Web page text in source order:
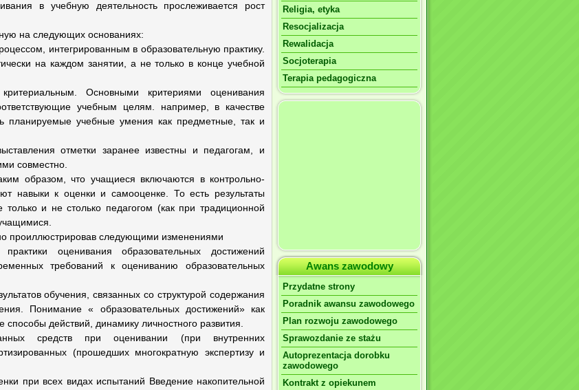
в учебную деятельность прослеживается рост
на следующих основаниях:
интегрированным в образовательную практику.
на каждом занятии, а не только в конце учебной
Основными критериями оценивания
учебным целям. например, в качестве
планируемые учебные умения как предметные, так и
отметки заранее известны и педагогам, и
совместно.
образом, что учащиеся включаются в контрольно-
навыки к оценки и самооценке. То есть результаты
и не столько педагогом (как при традиционной
проиллюстрировав следующими изменениями
оценивания образовательных достижений
требований к оцениванию образовательных
обучения, связанных со структурой содержания
Понимание « образовательных достижений» как
действий, динамику личностного развития.
средств при оценивании (при внутренних
(прошедших многократную экспертизу и
при всех видах испытаний Введение накопительной
Religia, etyka
Resocjalizacja
Rewalidacja
Socjoterapia
Terapia pedagogiczna
Awans zawodowy
Przydatne strony
Poradnik awansu zawodowego
Plan rozwoju zawodowego
Sprawozdanie ze stażu
Autoprezentacja dorobku
zawodowego
Kontrakt z opiekunem